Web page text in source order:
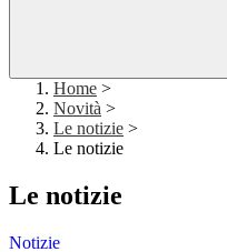
Home >
Novità >
Le notizie >
Le notizie
Le notizie
Notizie